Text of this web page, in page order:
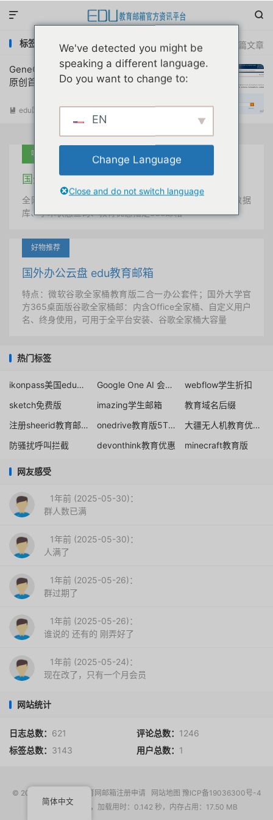


共 1 篇文章
标签：GeneCards账号注册
GeneCards基因数据库账号申请注册教程
原创首发
 edu国外优惠 阅读(16877)
吐血推荐
国外学术美国 edu教育邮箱
全网唯一首发、自定义用户名、终身使用、学术文献数据
库、学术状态查询、教育优惠指定edu邮箱
好物推荐
国外办公云盘 edu教育邮箱
特点：微软谷歌全家桶教育版二合一办公套件；国外大学官
方365桌面版谷歌全家桶邮：内含Office全家桶、自定义用户
名、终身使用，可用于全平台安装、谷歌全家桶大容量
热门标签
ikonpass美国edu邮箱 Google One AI 会员15个月免费送
webflow学生折扣
sketch免费版
imazing学生邮箱
教育域名后缀
注册sheerid教育邮箱
onedrive教育版5T空间
大疆无人机教育优惠折扣
防骚扰呼叫拦截
devonthink教育优惠 minecraft教育版
网友感受
1年前 (2025-05-30)：
群人数已满
1年前 (2025-05-30)：
人满了
1年前 (2025-05-26)：
群过期了
1年前 (2025-05-26)：
谁说的 还有的 刚弄好了
1年前 (2025-05-24)：
现在改了，只有一个月会员
网站统计
日志总数： 621 评论总数： 1246
标签总数： 3143 用户总数： 1
© 2017-2026 EDU教育网邮箱注册申请 网站地图 豫ICP备19036300号-4
请求次数：14 次，加载用时：0.142 秒，内存占用：17.50 MB
简体中文
We've detected you might be
speaking a different language.
Do you want to change to:
EN
Change Language
Close and do not switch language